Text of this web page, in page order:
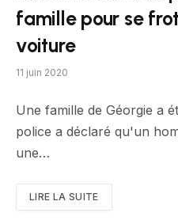
famille pour se
voiture
11 juin 2020
Une famille de Géorgie a
police a déclaré qu'un
une…
LIRE LA SUITE